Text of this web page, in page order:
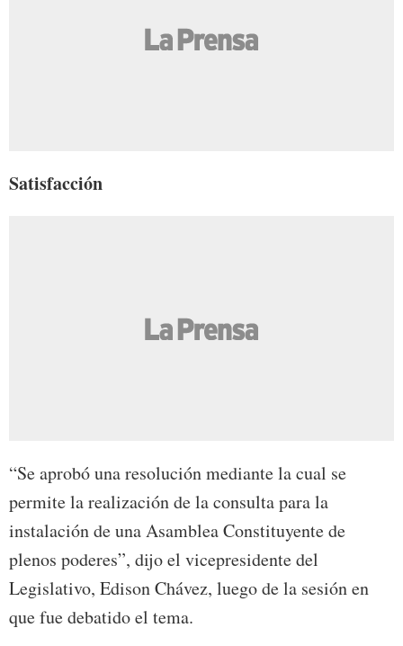
Satisfacción
“Se aprobó una resolución mediante la cual se
permite la realización de la consulta para la
instalación de una Asamblea Constituyente de
plenos poderes”, dijo el vicepresidente del
Legislativo, Edison Chávez, luego de la sesión en
que fue debatido el tema.